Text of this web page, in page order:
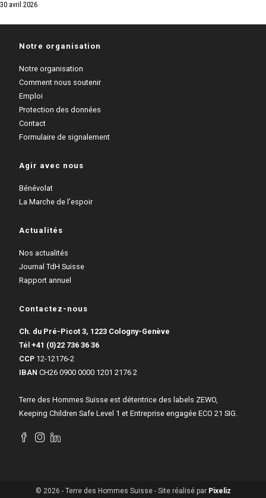
30 avril 2026
Notre organisation
Notre organisation
Comment nous soutenir
Emploi
Protection des données
Contact
Formulaire de signalement
Agir avec nous
Bénévolat
La Marche de l’espoir
Actualités
Nos actualités
Journal TdH Suisse
Rapport annuel
Contactez-nous
Ch. du Pré-Picot 3, 1223 Cologny-Genève
Tél +41 (0)22 736 36 36
CCP 12-12176-2
IBAN CH26 0900 0000 1201 2176 2
Terre des Hommes Suisse est détentrice des labels ZEWO,
Keeping Children Safe Level 1 et Entreprise engagée ECO 21 SIG.
© 2026 - Terre des Hommes Suisse - Site réalisé par Pixeliz